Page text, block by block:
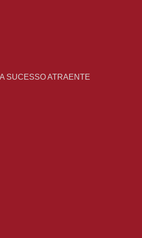
SUCESSO ATRAENTE